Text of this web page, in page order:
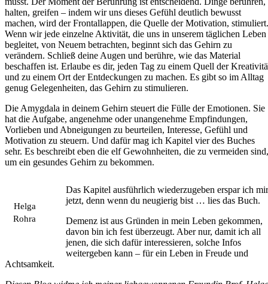
halten, greifen – indem wir uns dieses Gefühl deutlich bewusst
machen, wird der Frontallappen, die Quelle der Motivation, stimuliert.
Wenn wir jede einzelne Aktivität, die uns in unserem täglichen Leben
begleitet, von Neuem betrachten, beginnt sich das Gehirn zu
verändern. Schließ deine Augen und berühre, wie das Material
beschaffen ist. Erlaube es dir, jeden Tag zu einem Quell der
und zu einem Ort der Entdeckungen zu machen. Es gibt so im Alltag
genug Gelegenheiten, das Gehirn zu stimulieren.
Die Amygdala in deinem Gehirn steuert die Fülle der Emotionen. Sie
hat die Aufgabe, angenehme oder unangenehme Empfindungen,
Vorlieben und Abneigungen zu beurteilen, Interesse, Gefühl und
Motivation zu steuern. Und dafür mag ich Kapitel vier des Buches
sehr. Es beschreibt eben die elf Gewohnheiten, die zu vermeiden sind,
um ein gesundes Gehirn zu bekommen.
Helga
Rohra
Das Kapitel ausführlich wiederzugeben erspar ich mir
jetzt, denn wenn du neugierig bist … lies das Buch.
Demenz ist aus Gründen in mein Leben gekommen,
davon bin ich fest überzeugt. Aber nur, damit ich all
jenen, die sich dafür interessieren, solche Infos
weitergeben kann – für ein Leben in Freude und
Achtsamkeit.